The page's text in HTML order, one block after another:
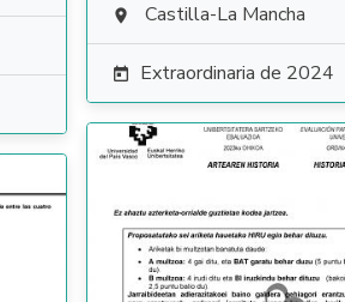
 Castilla-La Mancha
 Extraordinaria de 2024